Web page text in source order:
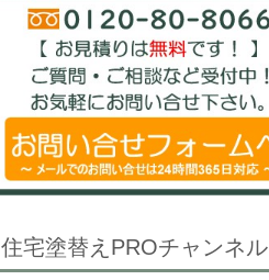
住宅塗替えPROチャンネル